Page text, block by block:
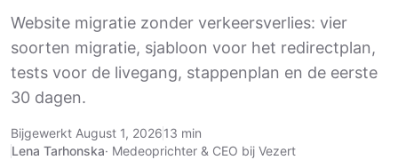
Website migratie zonder verkeersverlies: vier
soorten migratie, sjabloon voor het redirectplan,
tests voor de livegang, stappenplan en de eerste
30 dagen.
Bijgewerkt August 1, 202613 min
Lena Tarhonska· Medeoprichter & CEO bij Vezert